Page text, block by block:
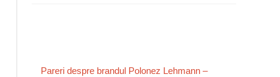
Pareri despre brandul Polonez Lehmann –